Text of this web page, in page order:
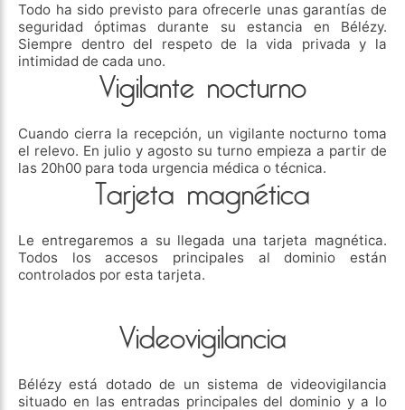
Todo ha sido previsto para ofrecerle unas garantías de
seguridad óptimas durante su estancia en Bélézy.
Siempre dentro del respeto de la vida privada y la
intimidad de cada uno.
Vigilante nocturno
Cuando cierra la recepción, un vigilante nocturno toma
el relevo. En julio y agosto su turno empieza a partir de
las 20h00 para toda urgencia médica o técnica.
Tarjeta magnética
Le entregaremos a su llegada una tarjeta magnética.
Todos los accesos principales al dominio están
controlados por esta tarjeta.
Videovigilancia
Bélézy está dotado de un sistema de videovigilancia
situado en las entradas principales del dominio y a lo